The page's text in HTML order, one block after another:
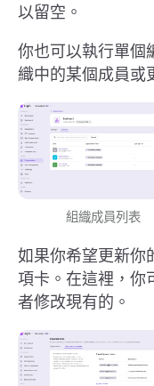
以留空。
你也可以執行單個
織中的某個成員或
組織成員列表
如果你希望更新你
項卡。在這裡，你
者修改現有的。